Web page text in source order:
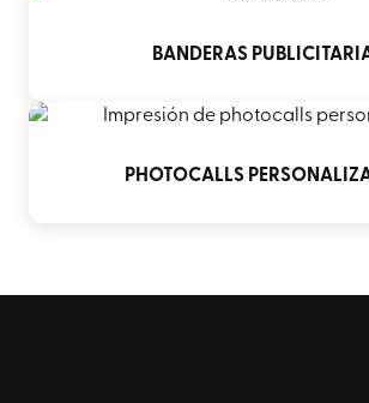
BANDERAS
PHOTOCALLS